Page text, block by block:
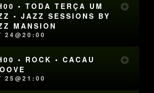
• TODA TERÇA UM
• JAZZ SESSIONS BY
MANSION
24@20:00
• ROCK • CACAU
25@21:00